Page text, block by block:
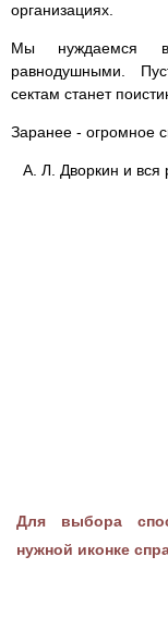
организациях.
Мы нуждаемся
равнодушными.
сектам станет
Заранее - огромное
А. Л. Дворкин и вся
Для выбора
нужной иконке